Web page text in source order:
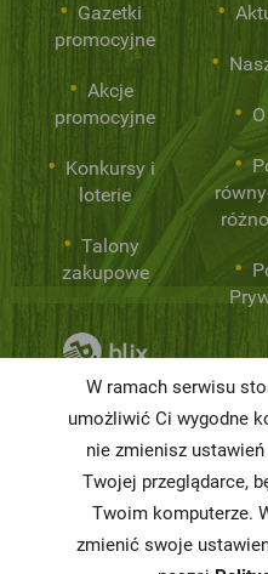
Gazetki
promocyjne
Akcje
promocyjne
Konkursy i
loterie
Talony
zakupowe
W ramach serwisu
umożliwić Ci wygodne
nie zmienisz
Twojej przeglądarce,
Twoim komputerze.
zmienić swoje